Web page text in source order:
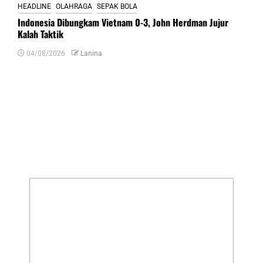
HEADLINE OLAHRAGA SEPAK BOLA
Indonesia Dibungkam Vietnam 0-3, John Herdman Jujur
Kalah Taktik
04/08/2026 Lanina